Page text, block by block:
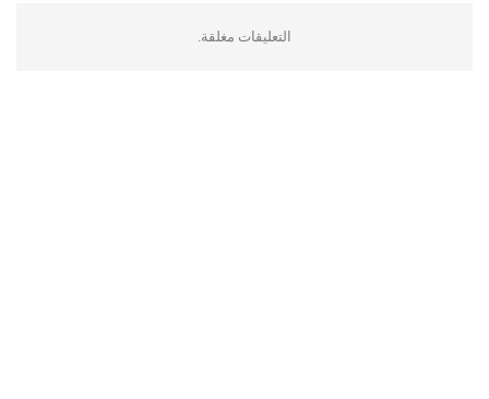
التعليقات مغلقة.